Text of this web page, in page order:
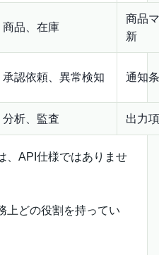
商品、在庫
商品
新
承認依頼、異常検知 通知
分析、監査 出力
、API仕様ではありませ
上どの役割を持ってい